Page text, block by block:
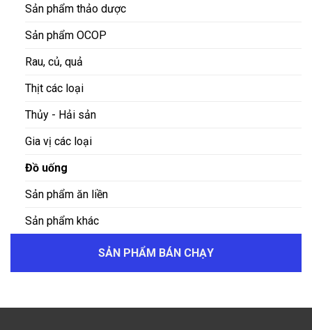
Sản phẩm thảo dược
Sản phẩm OCOP
Rau, củ, quả
Thịt các loại
Thủy - Hải sản
Gia vị các loại
Đồ uống
Sản phẩm ăn liền
Sản phẩm khác
SẢN PHẨM BÁN CHẠY